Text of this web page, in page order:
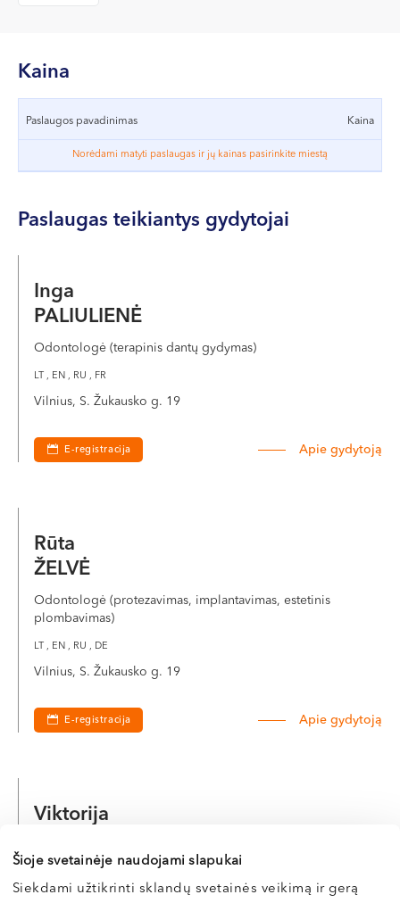
Šioje svetainėje naudojami slapukai
Siekdami užtikrinti sklandų svetainės veikimą ir gerą
VII --
I-V 08:00 - 20:00
VI, VII --
Naujoji Uosto g. 9
I-V 08:00 - 20:00
Kretinga
Kaina
Paslaugos pavadinimas Kaina
Norėdami matyti paslaugas ir jų kainas pasirinkite miestą
Paslaugas teikiantys gydytojai
Inga
PALIULIENĖ
Odontologė (terapinis dantų gydymas)
LT , EN , RU , FR
Vilnius, S. Žukausko g. 19
E-registracija Apie gydytoją
Rūta
ŽELVĖ
Odontologė (protezavimas, implantavimas, estetinis
plombavimas)
LT , EN , RU , DE
Vilnius, S. Žukausko g. 19
E-registracija Apie gydytoją
Viktorija
Burnos higienistė